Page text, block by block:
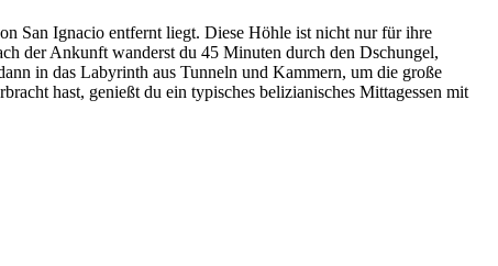
San Ignacio entfernt liegt. Diese Höhle ist nicht nur für ihre
der Ankunft wanderst du 45 Minuten durch den Dschungel,
in das Labyrinth aus Tunneln und Kammern, um die große
hast, genießt du ein typisches belizianisches Mittagessen mit